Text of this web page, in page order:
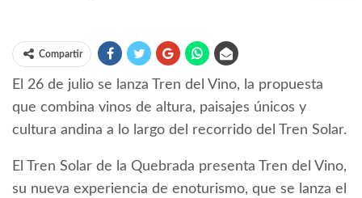
Compartir
El 26 de julio se lanza Tren del Vino, la propuesta
que combina vinos de altura, paisajes únicos y
cultura andina a lo largo del recorrido del Tren Solar.
El Tren Solar de la Quebrada presenta Tren del Vino,
su nueva experiencia de enoturismo, que se lanza el